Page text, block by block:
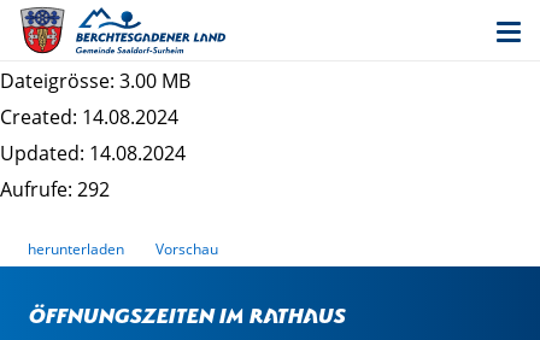
Entwurf Bebauungsplan Saaldorf West -
Begründung
Dateigrösse: 3.00 MB
Created: 14.08.2024
Updated: 14.08.2024
Aufrufe: 292
herunterladen Vorschau
Öffnungszeiten im Rathaus